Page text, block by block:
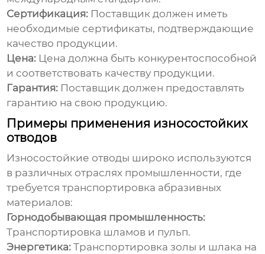
Сертификация: Поставщик должен иметь
необходимые сертификаты, подтверждающие
качество продукции.
Цена: Цена должна быть конкурентоспособной
и соответствовать качеству продукции.
Гарантия: Поставщик должен предоставлять
гарантию на свою продукцию.
Примеры применения износостойких
отводов
Износостойкие отводы широко используются
в различных отраслях промышленности, где
требуется транспортировка абразивных
материалов:
Горнодобывающая промышленность:
Транспортировка шламов и пульп.
Энергетика: Транспортировка золы и шлака на